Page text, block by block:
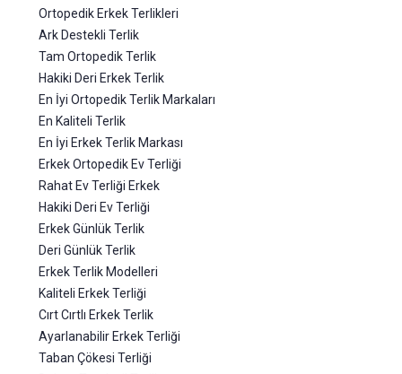
Ortopedik Erkek Terlikleri
Ark Destekli Terlik
Tam Ortopedik Terlik
Hakiki Deri Erkek Terlik
En İyi Ortopedik Terlik Markaları
En Kaliteli Terlik
En İyi Erkek Terlik Markası
Erkek Ortopedik Ev Terliği
Rahat Ev Terliği Erkek
Hakiki Deri Ev Terliği
Erkek Günlük Terlik
Deri Günlük Terlik
Erkek Terlik Modelleri
Kaliteli Erkek Terliği
Cırt Cırtlı Erkek Terlik
Ayarlanabilir Erkek Terliği
Taban Çökesi Terliği